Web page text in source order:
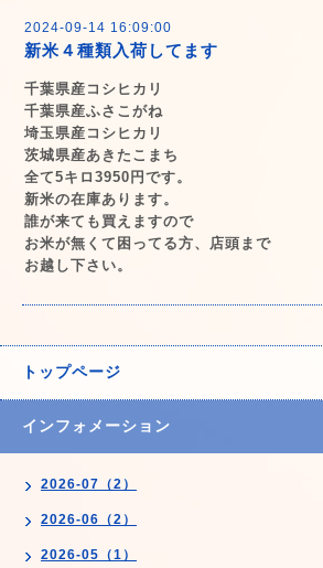
2024-09-14 16:09:00
新米４種類入荷してます
千葉県産コシヒカリ
千葉県産ふさこがね
埼玉県産コシヒカリ
茨城県産あきたこまち
全て5キロ3950円です。
新米の在庫あります。
誰が来ても買えますので
お米が無くて困ってる方、店頭まで
お越し下さい。
トップページ
インフォメーション
2026-07（2）
2026-06（2）
2026-05（1）